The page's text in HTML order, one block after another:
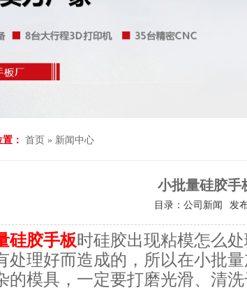
： 首页 » 新闻中心
小批量硅胶手
目录：公司新闻 发
硅胶手板时硅胶出现粘模怎么
处理好而造成的，所以在小批
的模具，一定要打磨光滑、清